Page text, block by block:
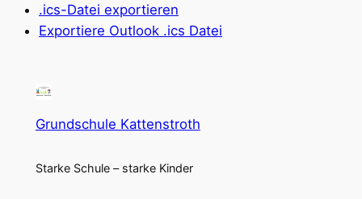
.ics-Datei exportieren
Exportiere Outlook .ics Datei
Grundschule Kattenstroth
Starke Schule – starke Kinder